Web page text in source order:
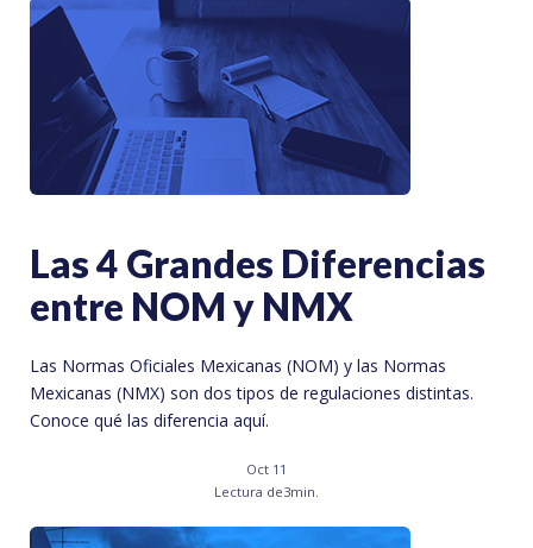
Las 4 Grandes Diferencias
entre NOM y NMX
Las Normas Oficiales Mexicanas (NOM) y las Normas
Mexicanas (NMX) son dos tipos de regulaciones distintas.
Conoce qué las diferencia aquí.
Oct 11
Lectura de3min.